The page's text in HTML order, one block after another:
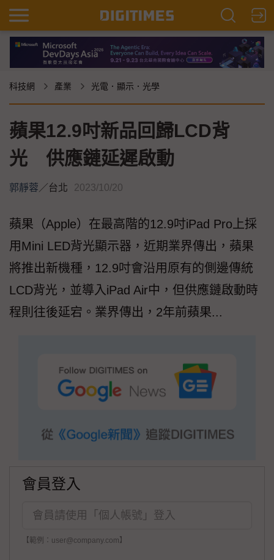
科技網 產業 光電．顯示．光學
蘋果12.9吋新品回歸LCD背
光 供應鏈延遲啟動
郭靜蓉／台北 2023/10/20
蘋果（Apple）在最高階的12.9吋iPad Pro上採
用Mini LED背光顯示器，近期業界傳出，蘋果
將推出新機種，12.9吋會沿用原有的側邊傳統
LCD背光，並導入iPad Air中，但供應鏈啟動時
程則往後延宕。業界傳出，2年前蘋果...
會員登入
【範例：user@company.com】